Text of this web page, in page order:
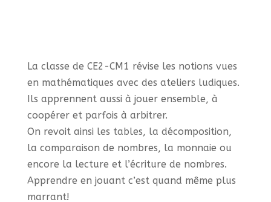
La classe de CE2-CM1 révise les notions vues
en mathématiques avec des ateliers ludiques.
Ils apprennent aussi à jouer ensemble, à
coopérer et parfois à arbitrer.
On revoit ainsi les tables, la décomposition,
la comparaison de nombres, la monnaie ou
encore la lecture et l’écriture de nombres.
Apprendre en jouant c’est quand même plus
marrant!